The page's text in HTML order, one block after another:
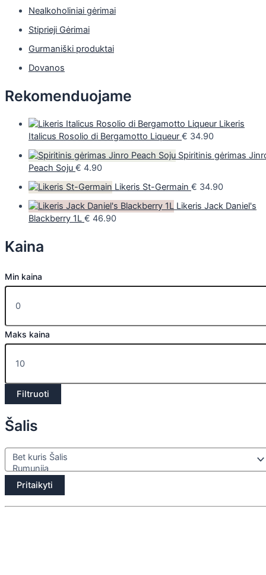
Nealkoholiniai gėrimai
Stiprieji Gėrimai
Gurmaniški produktai
Dovanos
Rekomenduojame
Likeris
Italicus Rosolio di Bergamotto Liqueur € 34.90
Spiritinis gėrimas
Peach Soju € 4.90
Likeris St-Germain € 34.90
Likeris Jack Daniel's
Blackberry 1L € 46.90
Kaina
Min kaina
Maks kaina
Filtruoti
Šalis
Pritaikyti